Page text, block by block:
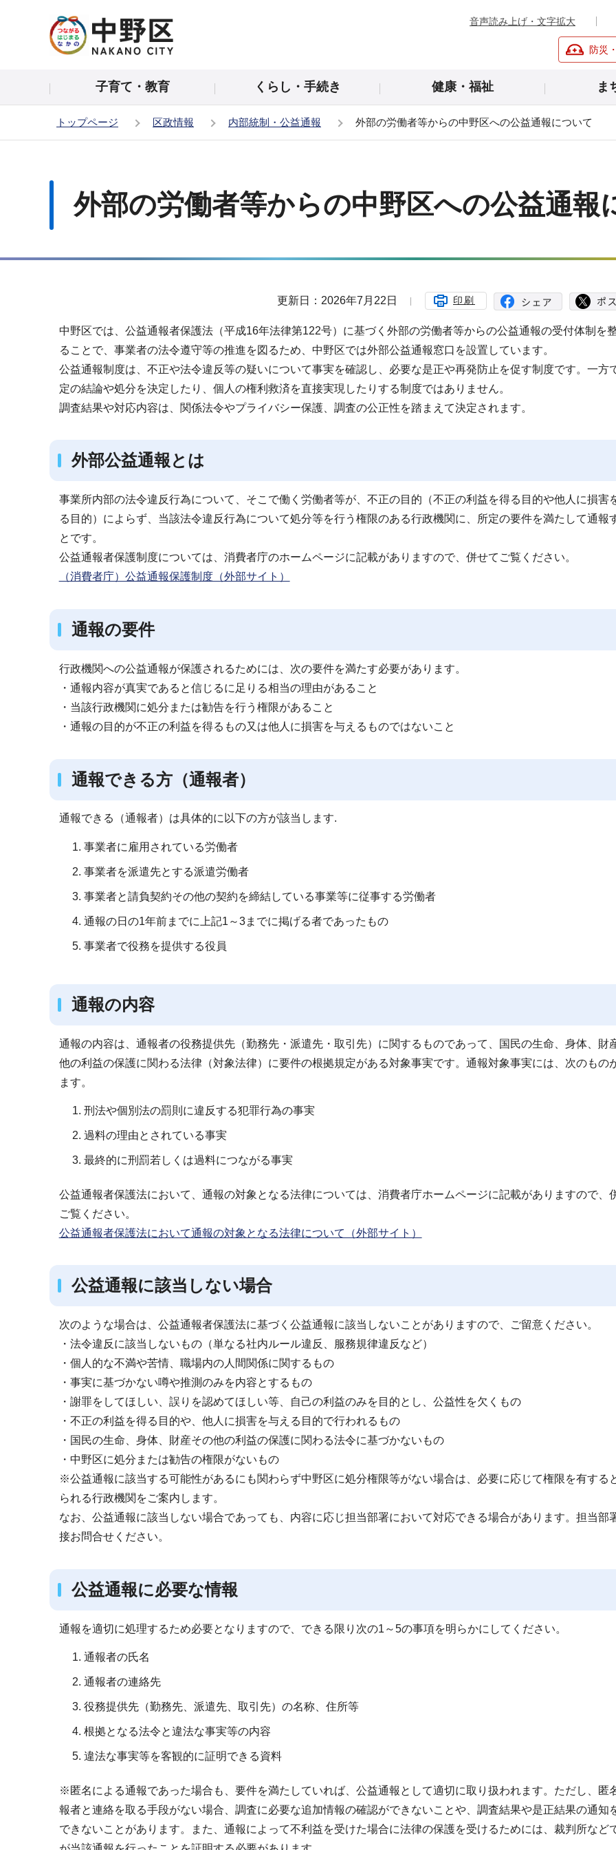
の
頭
音声読み上げ・文字拡大
防災
子育て・教育 くらし・手続き 健康・福祉 ま
トップページ 区政情報 内部統制・公益通報 外部の労働者等からの中野区への公益通報について
外部の労働者等からの中野区への公益通報
更新日：2026年7月22日 印刷
中野区では、公益通報者保護法（平成16年法律第122号）に基づく外部の労働者等からの公益通報の受付体制を
ることで、事業者の法令遵守等の推進を図るため、中野区では外部公益通報窓口を設置しています。
公益通報制度は、不正や法令違反等の疑いについて事実を確認し、必要な是正や再発防止を促す制度です。一方
定の結論や処分を決定したり、個人の権利救済を直接実現したりする制度ではありません。
調査結果や対応内容は、関係法令やプライバシー保護、調査の公正性を踏まえて決定されます。
外部公益通報とは
事業所内部の法令違反行為について、そこで働く労働者等が、不正の目的（不正の利益を得る目的や他人に損害
る目的）によらず、当該法令違反行為について処分等を行う権限のある行政機関に、所定の要件を満たして通報
とです。
公益通報者保護制度については、消費者庁のホームページに記載がありますので、併せてご覧ください。
（消費者庁）公益通報保護制度（外部サイト）
通報の要件
行政機関への公益通報が保護されるためには、次の要件を満たす必要があります。
・通報内容が真実であると信じるに足りる相当の理由があること
・当該行政機関に処分または勧告を行う権限があること
・通報の目的が不正の利益を得るもの又は他人に損害を与えるものではないこと
通報できる方（通報者）
通報できる（通報者）は具体的に以下の方が該当します.
事業者に雇用されている労働者
事業者を派遣先とする派遣労働者
事業者と請負契約その他の契約を締結している事業等に従事する労働者
通報の日の1年前までに上記1～3までに掲げる者であったもの
事業者で役務を提供する役員
通報の内容
通報の内容は、通報者の役務提供先（勤務先・派遣先・取引先）に関するものであって、国民の生命、身体、財
他の利益の保護に関わる法律（対象法律）に要件の根拠規定がある対象事実です。通報対象事実には、次のもの
ます。
刑法や個別法の罰則に違反する犯罪行為の事実
過料の理由とされている事実
最終的に刑罰若しくは過料につながる事実
公益通報者保護法において、通報の対象となる法律については、消費者庁ホームページに記載がありますので、
ご覧ください。
公益通報者保護法において通報の対象となる法律について（外部サイト）
公益通報に該当しない場合
次のような場合は、公益通報者保護法に基づく公益通報に該当しないことがありますので、ご留意ください。
・法令違反に該当しないもの（単なる社内ルール違反、服務規律違反など）
・個人的な不満や苦情、職場内の人間関係に関するもの
・事実に基づかない噂や推測のみを内容とするもの
・謝罪をしてほしい、誤りを認めてほしい等、自己の利益のみを目的とし、公益性を欠くもの
・不正の利益を得る目的や、他人に損害を与える目的で行われるもの
・国民の生命、身体、財産その他の利益の保護に関わる法令に基づかないもの
・中野区に処分または勧告の権限がないもの
※公益通報に該当する可能性があるにも関わらず中野区に処分権限等がない場合は、必要に応じて権限を有する
られる行政機関をご案内します。
なお、公益通報に該当しない場合であっても、内容に応じ担当部署において対応できる場合があります。担当部
接お問合せください。
公益通報に必要な情報
通報を適切に処理するため必要となりますので、できる限り次の1～5の事項を明らかにしてください。
通報者の氏名
通報者の連絡先
役務提供先（勤務先、派遣先、取引先）の名称、住所等
根拠となる法令と違法な事実等の内容
違法な事実等を客観的に証明できる資料
※匿名による通報であった場合も、要件を満たしていれば、公益通報として適切に取り扱われます。ただし、匿
報者と連絡を取る手段がない場合、調査に必要な追加情報の確認ができないことや、調査結果や是正結果の通知
できないことがあります。また、通報によって不利益を受けた場合に法律の保護を受けるためには、裁判所など
ナ
ゲ
ー
シ
ン
こ